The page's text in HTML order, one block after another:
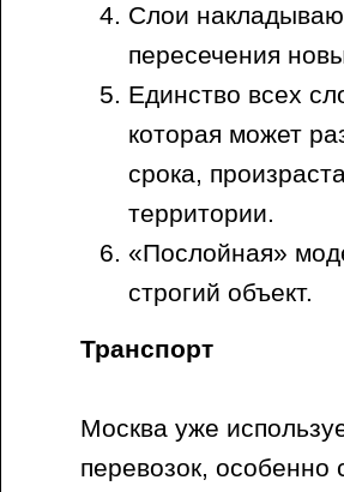
Слои
пересечения
Единство всех
которая может
срока,
территории.
«Послойная»
строгий объект.
Транспорт
Москва уже
перевозок, особенно